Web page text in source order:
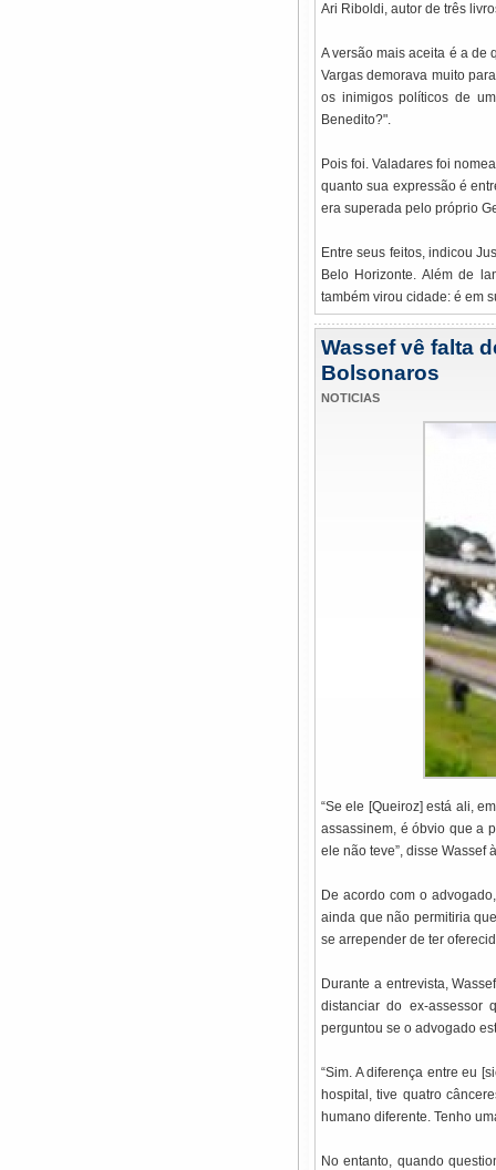
Ari Riboldi, autor de três
A versão mais aceita é a de
Vargas demorava muito
os inimigos políticos de
Benedito?".
Pois foi. Valadares foi
quanto sua expressão é
era superada pelo próprio
Entre seus feitos, indicou
Belo Horizonte. Além de
também virou cidade: é em
Wassef vê falta
Bolsonaros
NOTICIAS
“Se ele [Queiroz] está ali,
assassinem, é óbvio que a
ele não teve”, disse Wassef
De acordo com o
ainda que não permitiria
se arrepender de ter
Durante a entrevista,
distanciar do ex-assessor
perguntou se o advogado
“Sim. A diferença entre eu
hospital, tive quatro
humano diferente. Tenho
No entanto, quando